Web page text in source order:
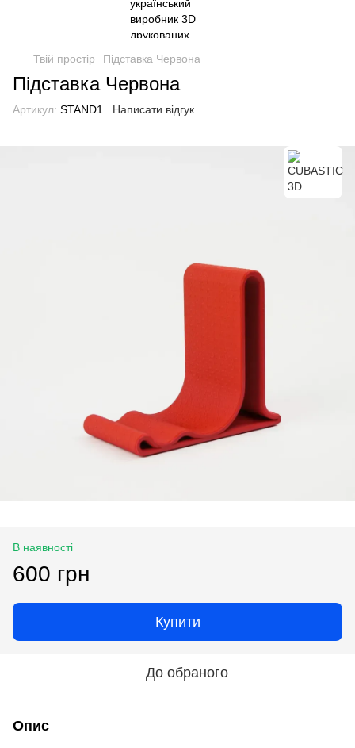
Твій простір Підставка Червона
Підставка Червона
Артикул: STAND1 Написати відгук
В наявності
600 грн
Купити
До обраного
Опис